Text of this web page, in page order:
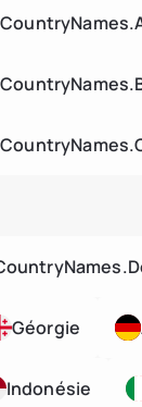
Géorgie
Indonésie